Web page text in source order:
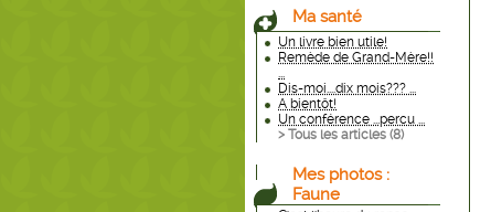
Ma santé
Un livre bien utile!
Remède de Grand-Mère!!
...
Dis-moi....dix mois??? ...
A bientôt!
Un conférence ...percu ...
> Tous les articles (8)
Mes photos :
Faune